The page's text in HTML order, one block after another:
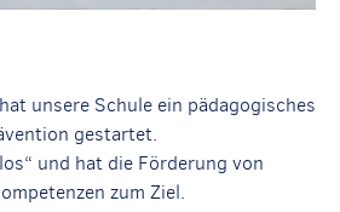
unsere Schule ein pädagogisches
gestartet.
und hat die Förderung von
zum Ziel.